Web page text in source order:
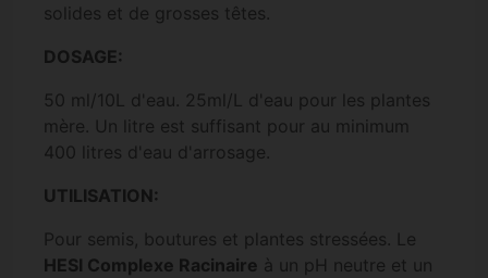
solides et de grosses têtes.
DOSAGE:
50 ml/10L d'eau. 25ml/L d'eau pour les plantes
mère. Un litre est suffisant pour au minimum
400 litres d'eau d'arrosage.
UTILISATION:
Pour semis, boutures et plantes stressées. Le
HESI Complexe Racinaire à un pH neutre et un